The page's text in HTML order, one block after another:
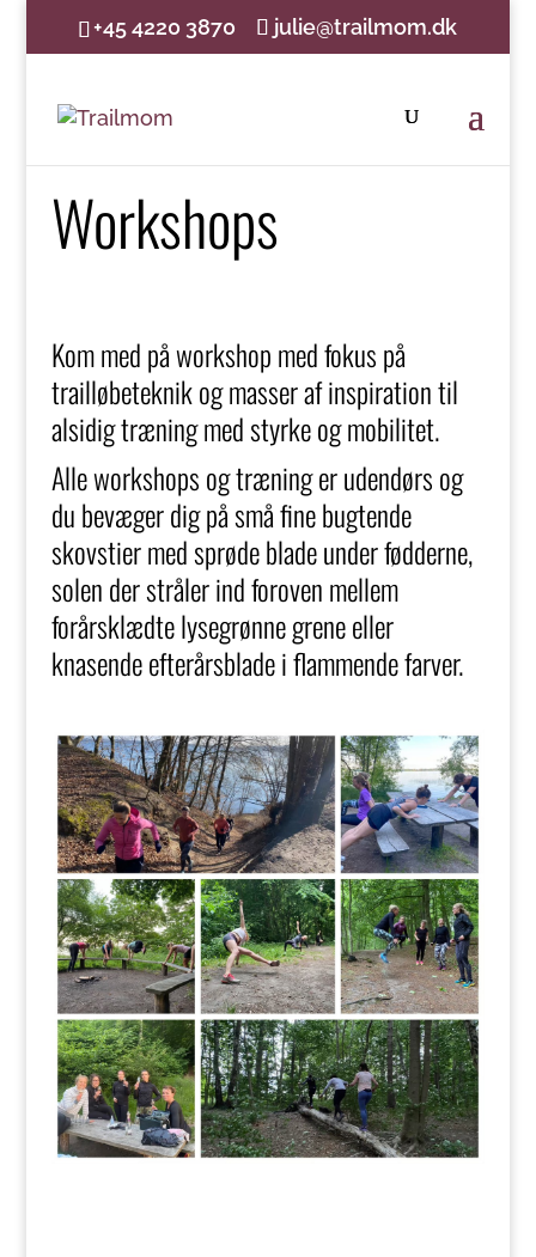
+45 4220 3870 julie@trailmom.dk
Workshops
Kom med på workshop med fokus på
trailløbeteknik og masser af inspiration til
alsidig træning med styrke og mobilitet.
Alle workshops og træning er udendørs og
du bevæger dig på små fine bugtende
skovstier med sprøde blade under fødderne,
solen der stråler ind foroven mellem
forårsklædte lysegrønne grene eller
knasende efterårsblade i flammende farver.